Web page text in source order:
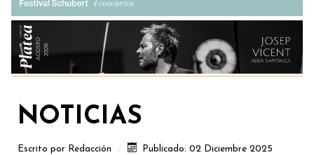
NOTICIAS
Escrito por Redacción Publicado: 02 Diciembre 2025